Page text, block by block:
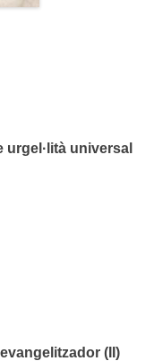
universal
(II)